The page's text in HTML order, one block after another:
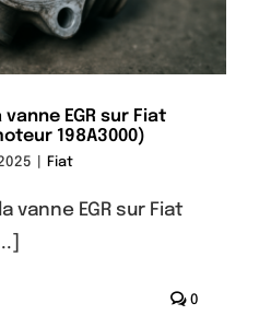
EGR sur Fiat
198A3000)
Fiat
vanne EGR sur Fiat
0